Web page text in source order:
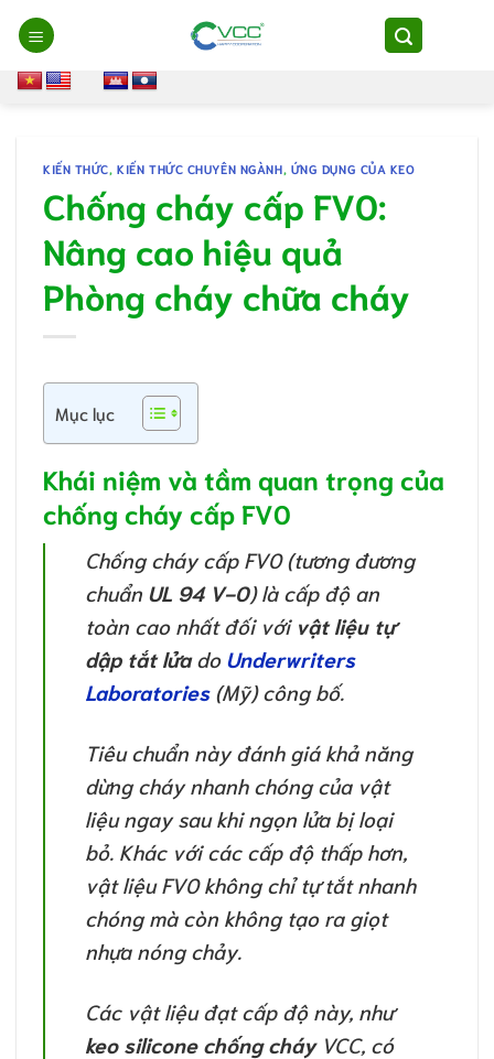
Chuyển
đến
nội
dung
KIẾN THỨC,KIẾN THỨC CHUYÊN NGÀNH, ỨNG DỤNG CỦA KEO
Chống cháy cấp FV0:
Nâng cao hiệu quả
Phòng cháy chữa cháy
Mục lục
Khái niệm và tầm quan trọng của
chống cháy cấp FV0
Chống cháy cấp FV0 (tương đương
chuẩn UL 94 V-0) là cấp độ an
toàn cao nhất đối với vật liệu tự
dập tắt lửado Underwriters
Laboratories (Mỹ) công bố.
Tiêu chuẩn này đánh giá khả năng
dừng cháy nhanh chóng của vật
liệu ngay sau khi ngọn lửa bị loại
bỏ. Khác với các cấp độ thấp hơn,
vật liệu FV0 không chỉ tự tắt nhanh
chóng mà còn không tạo ra giọt
nhựa nóng chảy.
Các vật liệu đạt cấp độ này, như
keo silicone chống cháyVCC, có